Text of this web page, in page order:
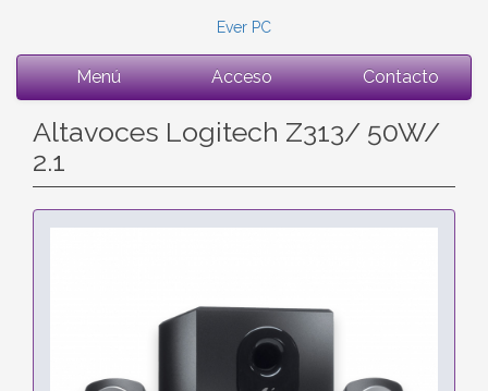
Ever PC
Menú Acceso Contacto
Altavoces Logitech Z313/ 50W/
2.1